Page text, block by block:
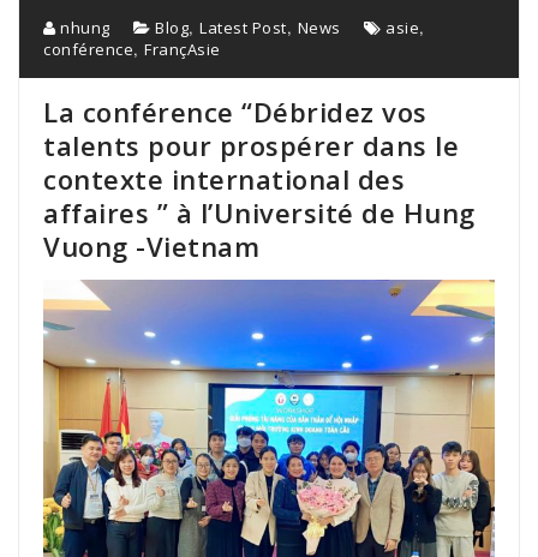
nhung Blog, Latest Post, News asie,
conférence, FrançAsie
La conférence “Débridez vos
talents pour prospérer dans le
contexte international des
affaires ” à l’Université de Hung
Vuong -Vietnam